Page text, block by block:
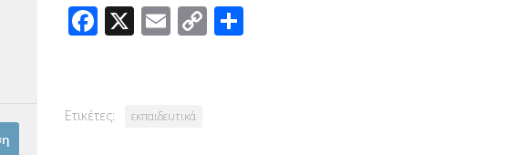
Facebook
X Email
Copy
Ετικέτες: εκπαιδευτικά